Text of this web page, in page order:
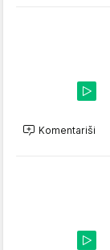
Komentariši